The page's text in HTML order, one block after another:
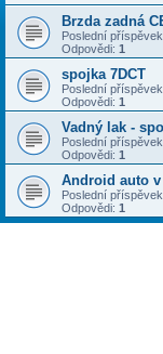
Brzda zadná
Poslední
Odpovědi: 1
spojka 7DCT
Poslední
Odpovědi: 1
Vadný lak -
Poslední
Odpovědi: 1
Android auto
Poslední
Odpovědi: 1